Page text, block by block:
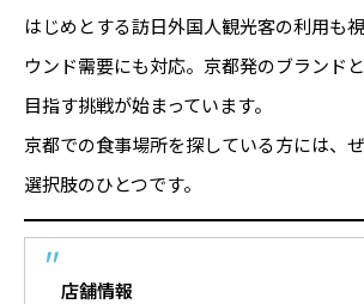
はじめとする訪日外国人観光客の利用も
ウンド需要にも対応。京都発のブランド
目指す挑戦が始まっています。
京都での食事場所を探している方には、
選択肢のひとつです。
店舗情報